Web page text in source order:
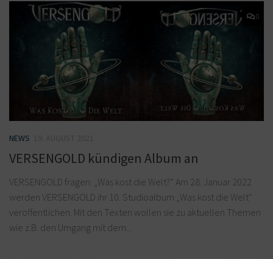
0
NEWS
VERSENGOLD kündigen Album an
VERSENGOLD fragen: „Was kost die Welt?“ Am 28. Januar 2022
werden VERSENGOLD ihr 10. Studioalbum „Was kost die Welt“
veröffentlichen. Mit den Texten wollen sie zu aktuellen Themen
wie z.B. den Umgang mit dem...